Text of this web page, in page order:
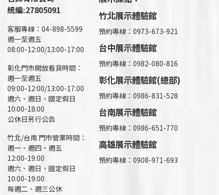
統編:27805091
客服專線：04-898-5599
週一至週五
08:00-12:00/13:00-17:00
彰化門市開放看貨時間：
週一至週五
09:00-12:00/13:00-17:00
週六、週日、國定假日
10:00-18:00
公休日另行公告
竹北/台南 門市營業時間：
週一、週四、週五
12:00-19:00
週六、週日、國定假日
10:00-19:00
每週二、週三公休
竹北展示體驗館
預約專線：0973-673-921
台中展示體驗館
預約專線：0982-080-816
彰化展示體驗館(總部)
預約專線： 0986-831-528
台南展示體驗館
預約專線：0986-651-770
高雄展示體驗館
預約專線： 0908-971-693